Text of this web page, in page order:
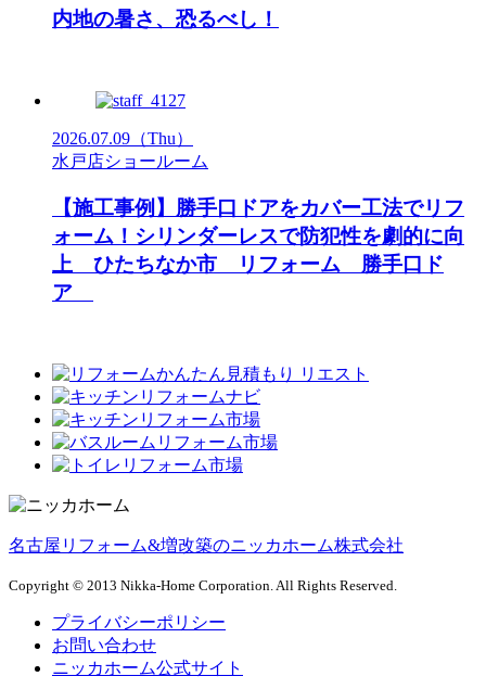
内地の暑さ、恐るべし！
2026.07.09 （Thu）
水戸店ショールーム
【施工事例】勝手口ドアをカバー工法でリフ
ォーム！シリンダーレスで防犯性を劇的に向
上 ひたちなか市 リフォーム 勝手口ド
ア
名古屋リフォーム&増改築のニッカホーム株式会社
Copyright © 2013 Nikka-Home Corporation. All Rights Reserved.
プライバシーポリシー
お問い合わせ
ニッカホーム公式サイト